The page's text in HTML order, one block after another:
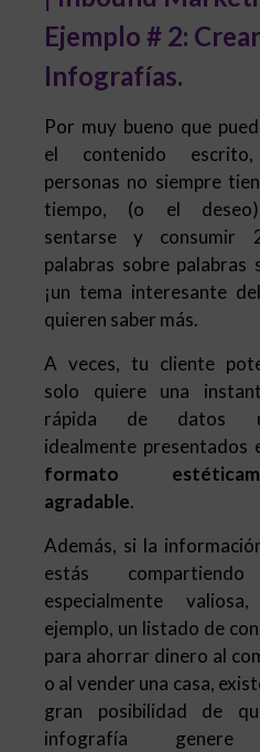
Ejemplo # 2: Crear
Infografías.
Por muy bueno que
el contenido
personas no siempre
tiempo, (o el
sentarse y consumir
palabras sobre palabras
¡un tema interesante
quieren saber más.
A veces, tu cliente
solo quiere una
rápida de datos
idealmente presentados
formato
agradable.
Además, si la
estás
especialmente
ejemplo, un listado de
para ahorrar dinero al
o al vender una casa,
gran posibilidad de
infografía